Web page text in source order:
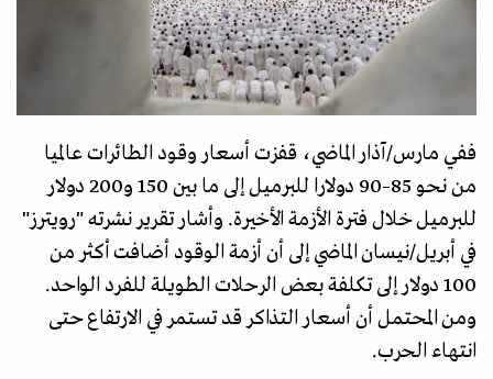
ففي مارس/آذار الماضي، قفزت أسعار وقود الطائرات عالميا
من نحو 85–90 دولارا للبرميل إلى ما بين 150 و200 دولار
للبرميل خلال فترة الأزمة الأخيرة. وأشار تقرير نشرته "رويترز"
في أبريل/نيسان الماضي إلى أن أزمة الوقود أضافت أكثر من
100 دولار إلى تكلفة بعض الرحلات الطويلة للفرد الواحد.
ومن المحتمل أن أسعار التذاكر قد تستمر في الارتفاع حتى
انتهاء الحرب.